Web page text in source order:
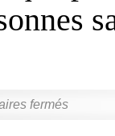
fermés